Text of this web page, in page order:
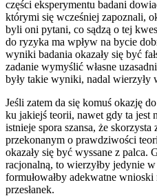
części eksperymentu badani
którymi się wcześniej zapoznali,
byli oni pytani, co sądzą o tej
do ryzyka ma wpływ na bycie
wyniki badania okazały się być
zadanie wymyślić własne
były takie wyniki, nadal wierzyły
Jeśli zatem da się komuś okazję
ku jakiejś teorii, nawet gdy ta jest
istnieje spora szansa, że
przekonanym o prawdziwości
okazały się być wyssane z palca.
racjonalną, to wierzyłby jedynie
formułowałby adekwatne
przesłanek.